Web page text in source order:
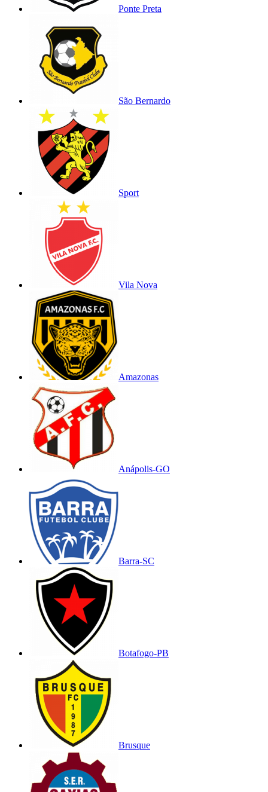
Ponte Preta
São Bernardo
Sport
Vila Nova
Amazonas
Anápolis-GO
Barra-SC
Botafogo-PB
Brusque